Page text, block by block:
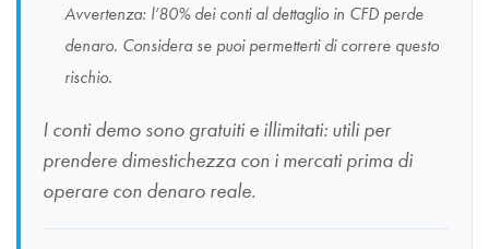
Avvertenza: l’80% dei conti al dettaglio in CFD perde
denaro. Considera se puoi permetterti di correre questo
rischio.
I conti demo sono gratuiti e illimitati: utili per
prendere dimestichezza con i mercati prima di
operare con denaro reale.